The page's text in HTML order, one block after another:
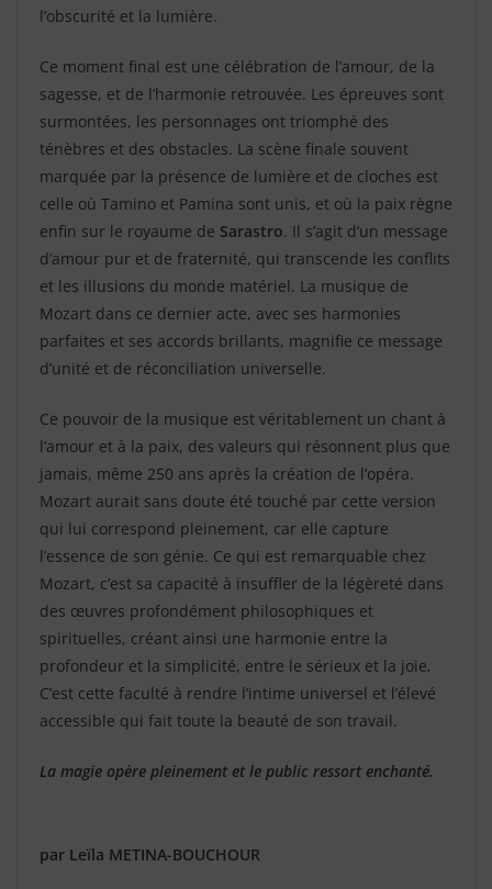
l’obscurité et la lumière.
Ce moment final est une célébration de l’amour, de la
sagesse, et de l’harmonie retrouvée. Les épreuves sont
surmontées, les personnages ont triomphé des
ténèbres et des obstacles. La scène finale souvent
marquée par la présence de lumière et de cloches est
celle où Tamino et Pamina sont unis, et où la paix règne
enfin sur le royaume de Sarastro. Il s’agit d’un message
d’amour pur et de fraternité, qui transcende les conflits
et les illusions du monde matériel. La musique de
Mozart dans ce dernier acte, avec ses harmonies
parfaites et ses accords brillants, magnifie ce message
d’unité et de réconciliation universelle.
Ce pouvoir de la musique est véritablement un chant à
l’amour et à la paix, des valeurs qui résonnent plus que
jamais, même 250 ans après la création de l’opéra.
Mozart aurait sans doute été touché par cette version
qui lui correspond pleinement, car elle capture
l’essence de son génie. Ce qui est remarquable chez
Mozart, c’est sa capacité à insuffler de la légèreté dans
des œuvres profondément philosophiques et
spirituelles, créant ainsi une harmonie entre la
profondeur et la simplicité, entre le sérieux et la joie.
C’est cette faculté à rendre l’intime universel et l’élevé
accessible qui fait toute la beauté de son travail.
La magie opère pleinement et le public ressort enchanté.
par Leïla METINA-BOUCHOUR